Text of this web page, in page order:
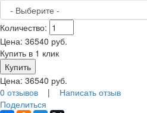
Количество:
Цена: 36540 руб.
Купить в 1 клик
Цена: 36540 руб.
0 отзывов | Написать отзыв
Поделиться